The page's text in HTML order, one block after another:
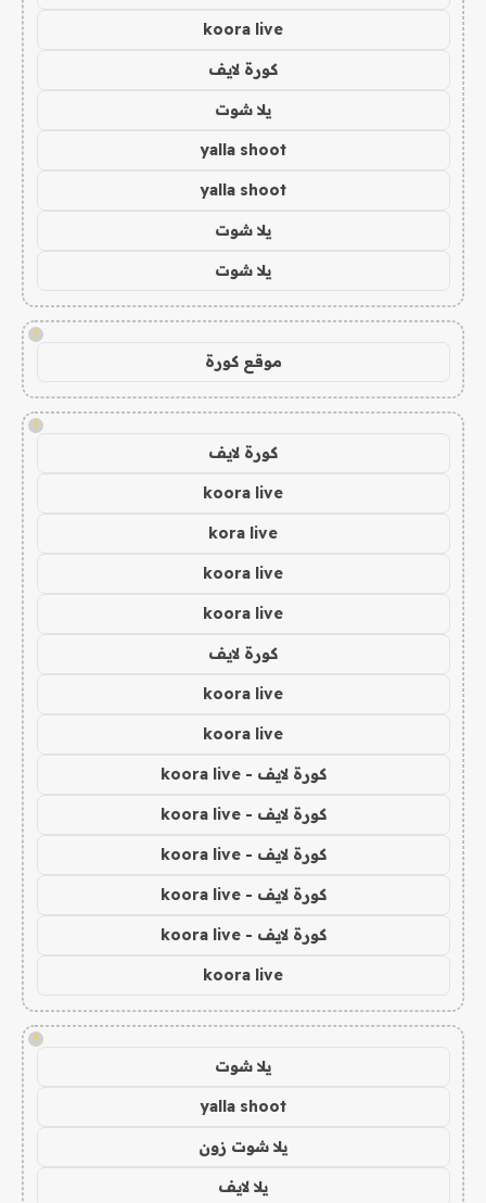
koora live
كورة لايف
يلا شوت
yalla shoot
yalla shoot
يلا شوت
يلا شوت
!
موقع كورة
!
كورة لايف
koora live
kora live
koora live
koora live
كورة لايف
koora live
koora live
كورة لايف - koora live
كورة لايف - koora live
كورة لايف - koora live
كورة لايف - koora live
كورة لايف - koora live
koora live
!
يلا شوت
yalla shoot
يلا شوت زون
يلا لايف